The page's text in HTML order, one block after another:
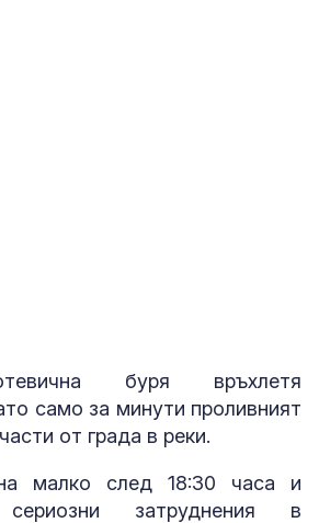
буря връхлетя
само за минути проливният
от града в реки.
малко след 18:30 часа и
затруднения в